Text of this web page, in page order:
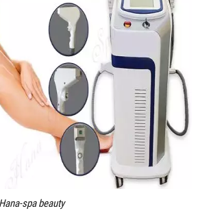
spa beauty